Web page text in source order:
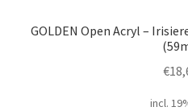
GOLDEN Open Acryl –
€
incl.